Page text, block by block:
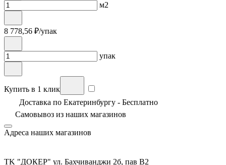
м2
8 778,56 ₽/упак
упак
Купить в 1 клик
Доставка по Екатеринбургу - Бесплатно
Самовывоз из наших магазинов
Адреса наших магазинов
TK "ДОКЕР" ул. Бахчиванджи 2б, пав В2